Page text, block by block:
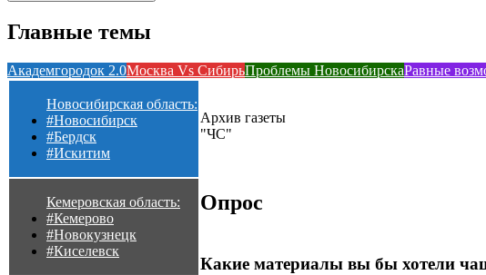
Главные темы
Академгородок 2.0Москва Vs СибирьПроблемы НовосибирскаРавные
Новосибирская область:
#Новосибирск
#Бердск
#Искитим
Кемеровская область:
#Кемерово
#Новокузнецк
#Киселевск
Архив газеты
"ЧС"
Опрос
Какие материалы вы бы хотели